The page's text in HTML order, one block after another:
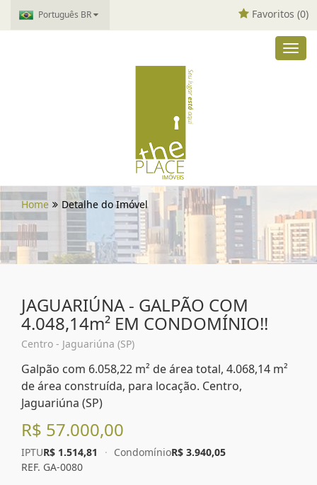
Português BR Favoritos (0)
Home Detalhe do Imóvel
JAGUARIÚNA - GALPÃO COM
4.048,14m² EM CONDOMÍNIO!!
Centro - Jaguariúna (SP)
Galpão com 6.058,22 m² de área total, 4.068,14 m²
de área construída, para locação. Centro,
Jaguariúna (SP)
R$ 57.000,00
IPTUR$ 1.514,81 · CondomínioR$ 3.940,05
REF. GA-0080